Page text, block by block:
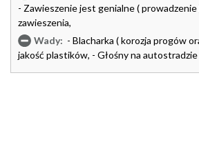
- Zawieszenie jest genialne (
zawieszenia,
Wady: - Blacharka ( korozja progów
jakość plastików, - Głośny na